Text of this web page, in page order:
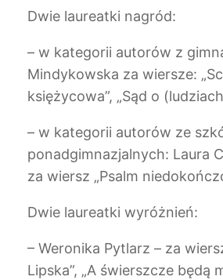
Dwie laureatki nagród:
– w kategorii autorów z
Mindykowska za wiersze:
księżycowa”, „Sąd o
– w kategorii autorów ze
ponadgimnazjalnych: Laura
za wiersz „Psalm
Dwie laureatki wyróżnień:
– Weronika Pytlarz – za
Lipska”, „A świerszcze będą